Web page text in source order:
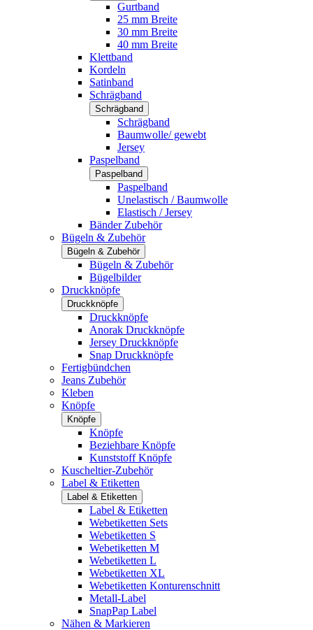
Gurtband
25 mm Breite
30 mm Breite
40 mm Breite
Klettband
Kordeln
Satinband
Schrägband
Schrägband
Schrägband
Baumwolle/ gewebt
Jersey
Paspelband
Paspelband
Paspelband
Unelastisch / Baumwolle
Elastisch / Jersey
Bänder Zubehör
Bügeln & Zubehör
Bügeln & Zubehör
Bügeln & Zubehör
Bügelbilder
Druckknöpfe
Druckknöpfe
Druckknöpfe
Anorak Druckknöpfe
Jersey Druckknöpfe
Snap Druckknöpfe
Fertigbündchen
Jeans Zubehör
Kleben
Knöpfe
Knöpfe
Knöpfe
Beziehbare Knöpfe
Kunststoff Knöpfe
Kuscheltier-Zubehör
Label & Etiketten
Label & Etiketten
Label & Etiketten
Webetiketten Sets
Webetiketten S
Webetiketten M
Webetiketten L
Webetiketten XL
Webetiketten Konturenschnitt
Metall-Label
SnapPap Label
Nähen & Markieren